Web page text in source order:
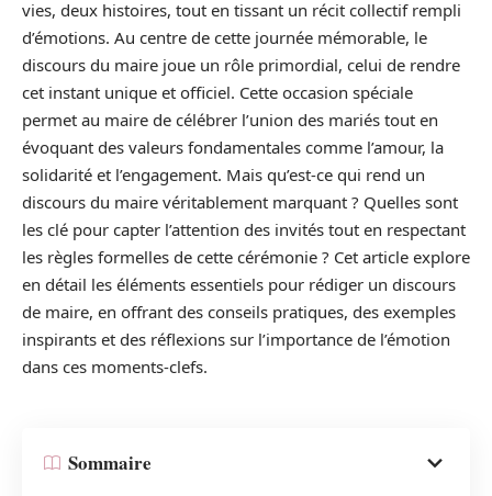
vies, deux histoires, tout en tissant un récit collectif rempli
d’émotions. Au centre de cette journée mémorable, le
discours du maire joue un rôle primordial, celui de rendre
cet instant unique et officiel. Cette occasion spéciale
permet au maire de célébrer l’union des mariés tout en
évoquant des valeurs fondamentales comme l’amour, la
solidarité et l’engagement. Mais qu’est-ce qui rend un
discours du maire véritablement marquant ? Quelles sont
les clé pour capter l’attention des invités tout en respectant
les règles formelles de cette cérémonie ? Cet article explore
en détail les éléments essentiels pour rédiger un discours
de maire, en offrant des conseils pratiques, des exemples
inspirants et des réflexions sur l’importance de l’émotion
dans ces moments-clefs.
Sommaire